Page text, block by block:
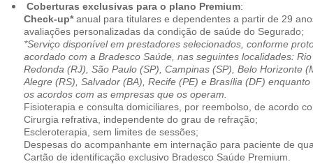
Coberturas exclusivas para o plano Premium:
Check-up*anual para titulares e dependentes a partir de 29
avaliações personalizadas da condição de saúde do Segurado;
*Serviço disponível em prestadores selecionados, conforme
acordado com a Bradesco Saúde, nas seguintes localidades:
Redonda (RJ), São Paulo (SP), Campinas (SP), Belo Horizonte
Alegre (RS), Salvador (BA), Recife (PE) e Brasília (DF)
os acordos com as empresas que os operam.
Fisioterapia e consulta domiciliares, por reembolso, de acordo
Cirurgia refrativa, independente do grau de refração;
Escleroterapia, sem limites de sessões;
Despesas do acompanhante em internação para paciente de
Cartão de identificação exclusivo Bradesco Saúde Premium.